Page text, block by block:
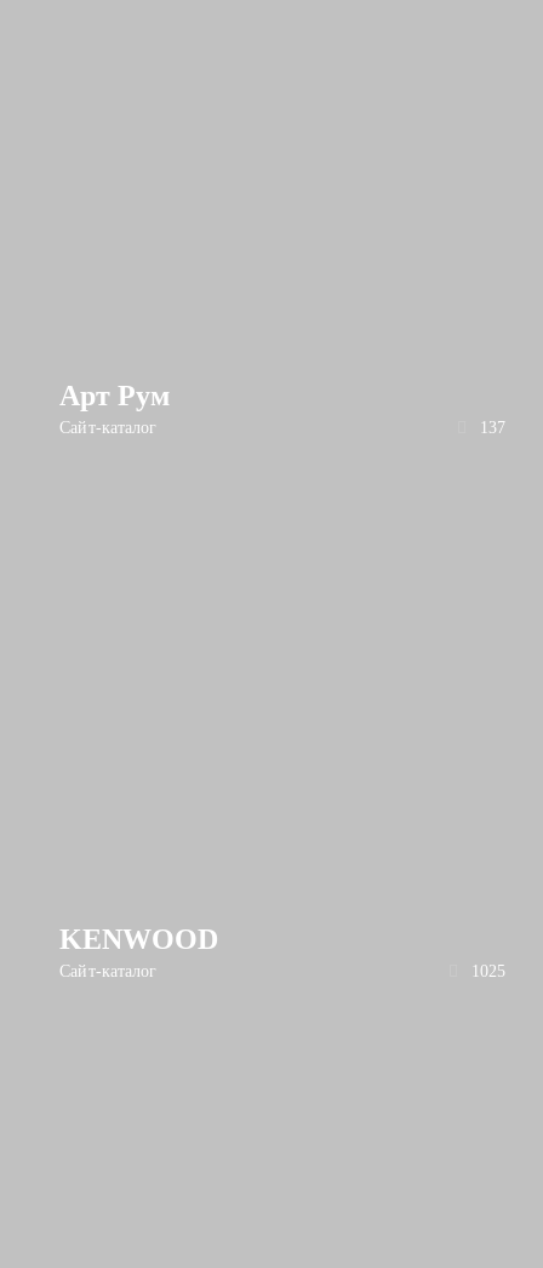
Арт Рум
Сайт-каталог 137
KENWOOD
Сайт-каталог 1025